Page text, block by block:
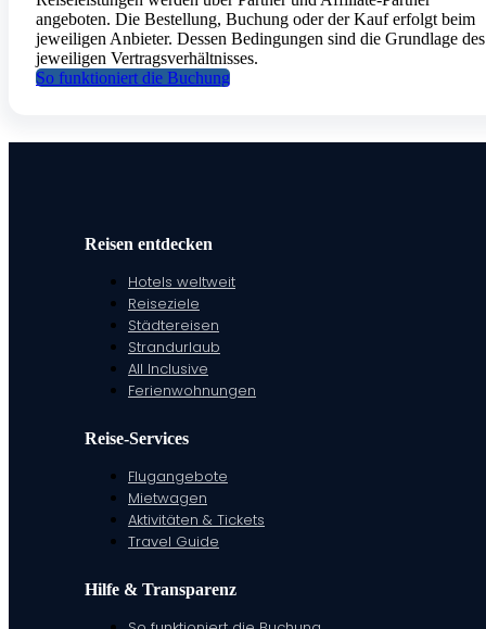
angeboten. Die Bestellung, Buchung oder der Kauf erfolgt beim
jeweiligen Anbieter. Dessen Bedingungen sind die Grundlage des
jeweiligen Vertragsverhältnisses.
So funktioniert die Buchung
Reisen entdecken
Hotels weltweit
Reiseziele
Städtereisen
Strandurlaub
All Inclusive
Ferienwohnungen
Reise-Services
Flugangebote
Mietwagen
Aktivitäten & Tickets
Travel Guide
Hilfe & Transparenz